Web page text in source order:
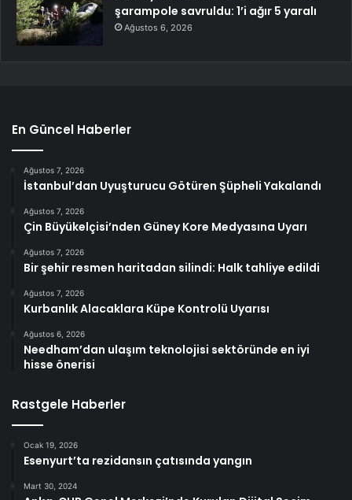
şarampole savruldu: 1’i ağır 5 yaralı
Ağustos 6, 2026
En Güncel Haberler
Ağustos 7, 2026
İstanbul’dan Uyuşturucu Götüren Şüpheli Yakalandı
Ağustos 7, 2026
Çin Büyükelçisi’nden Güney Kore Medyasına Uyarı
Ağustos 7, 2026
Bir şehir resmen haritadan silindi: Halk tahliye edildi
Ağustos 7, 2026
Kurbanlık Alacaklara Küpe Kontrolü Uyarısı
Ağustos 6, 2026
Needham’dan ulaşım teknolojisi sektöründe en iyi
hisse önerisi
Rastgele Haberler
Ocak 19, 2026
Esenyurt’ta rezidansın çatısında yangın
Mart 30, 2024